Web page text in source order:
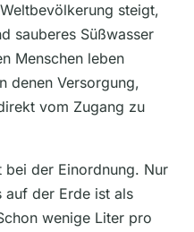
steigt,
sauberes Süßwasser
Menschen leben
denen Versorgung,
vom Zugang zu
bei der Einordnung. Nur
auf der Erde ist als
wenige Liter pro